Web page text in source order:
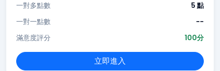
一對多點數
5 點
一對一點數
--
滿意度評分
100分
立即進入